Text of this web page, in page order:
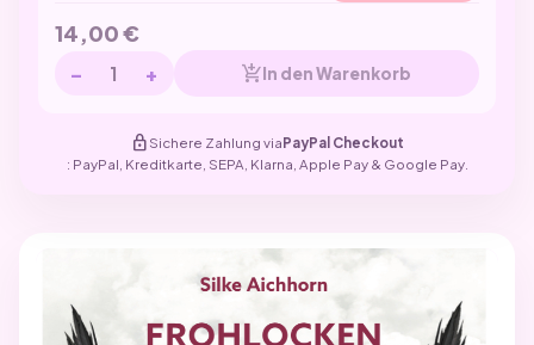
14,00€
− + add_shopping_cartIn den Warenkorb
lock Sichere Zahlung viaPayPal Checkout
: PayPal, Kreditkarte, SEPA, Klarna, Apple Pay & Google Pay.